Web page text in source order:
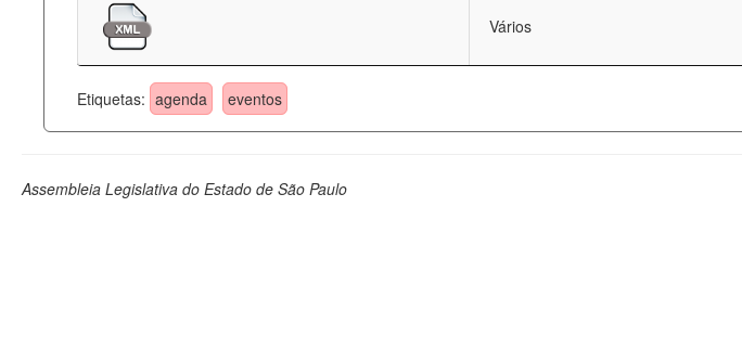
Vários
Etiquetas: agenda eventos
Assembleia Legislativa do Estado de São Paulo